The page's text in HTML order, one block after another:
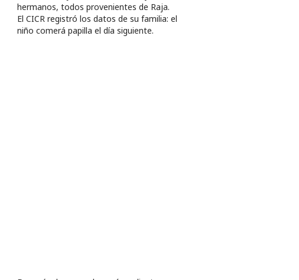
hermanos, todos provenientes de Raja.
El CICR registró los datos de su familia: el
niño comerá papilla el día siguiente.